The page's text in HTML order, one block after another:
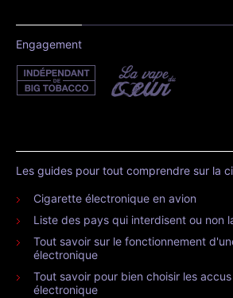
Engagement
Les guides pour tout comprendre sur la
Cigarette électronique en avion
Liste des pays qui interdisent ou non
Tout savoir sur le fonctionnement
électronique
Tout savoir pour bien choisir les
électronique